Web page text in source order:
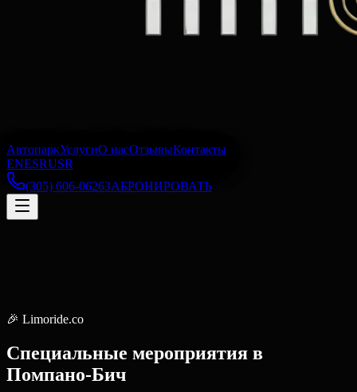
АвтопаркУслугиО насОтзывыКонтакты
ENESRUSR
(305) 606-0626ЗАБРОНИРОВАТЬ
🎉 Limoride.co
Специальные мероприятия в
Помпано-Бич